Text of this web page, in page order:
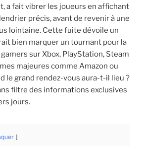
a fait vibrer les joueurs en affichant
précis, avant de revenir à une
lointaine. Cette fuite dévoile un
bien marquer un tournant pour la
sur Xbox, PlayStation, Steam
majeures comme Amazon ou
le grand rendez-vous aura-t-il lieu ?
filtre des informations exclusives
jours.